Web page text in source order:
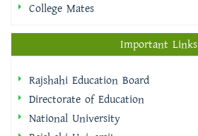
College Mates
Important Links
Rajshahi Education Board
Directorate of Education
National University